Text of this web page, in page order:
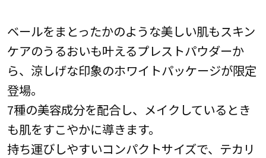
ベールをまとったかのような美しい肌もスキン
ケアのうるおいも叶えるプレストパウダーか
ら、涼しげな印象のホワイトパッケージが限定
登場。
7種の美容成分を配合し、メイクしているとき
も肌をすこやかに導きます。
持ち運びしやすいコンパクトサイズで、テカリ